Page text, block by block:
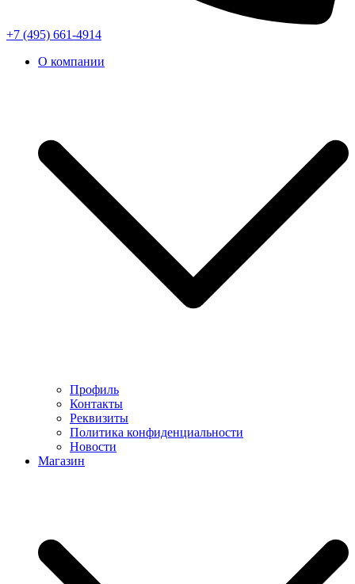
+7 (495) 661-4914
О компании
Профиль
Контакты
Реквизиты
Политика конфиденциальности
Новости
Магазин